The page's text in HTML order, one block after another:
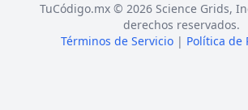
TuCódigo.mx © 2026 Science Grids,
derechos reservados.
Términos de Servicio | Política de